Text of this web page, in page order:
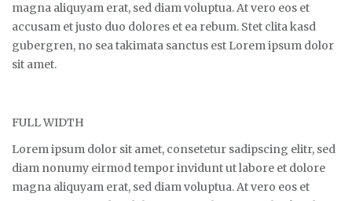
magna aliquyam erat, sed diam voluptua. At vero eos et
accusam et justo duo dolores et ea rebum. Stet clita kasd
gubergren, no sea takimata sanctus est Lorem ipsum dolor
sit amet.
FULL WIDTH
Lorem ipsum dolor sit amet, consetetur sadipscing elitr, sed
diam nonumy eirmod tempor invidunt ut labore et dolore
magna aliquyam erat, sed diam voluptua. At vero eos et